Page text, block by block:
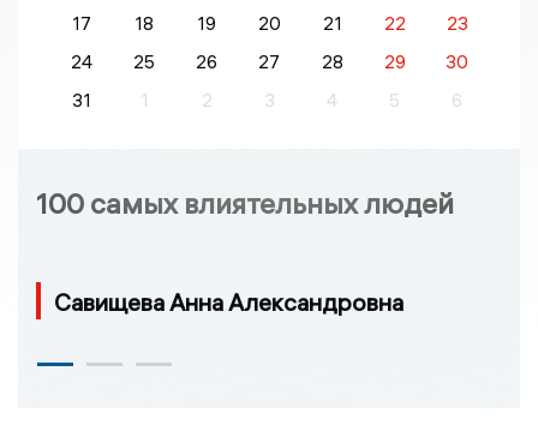
17
18 19 20 21 22
23
24
25 26 27 28 29
30
31
1 2 3 4 5 6
100 самых влиятельных людей
Савищева Анна Александровна